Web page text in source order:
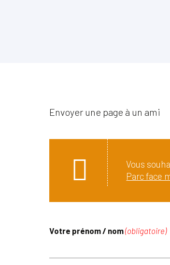
Envoyer une page à un ami
Vous
Parc face
Votre prénom / nom(obligatoire)